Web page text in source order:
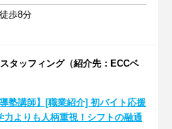
歩8分
タッフィング（紹介先：ECCベ
導塾講師】[職業紹介] 初バイト応援
力よりも人柄重視！シフトの融通